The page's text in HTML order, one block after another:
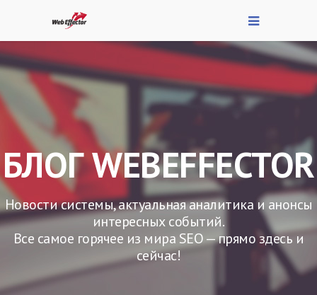
БЛОГ WEBEFFECTOR
Новости системы, актуальная аналитика и анонсы
интересных событий.
Все самое горячее из мира SEO — прямо здесь и
сейчас!